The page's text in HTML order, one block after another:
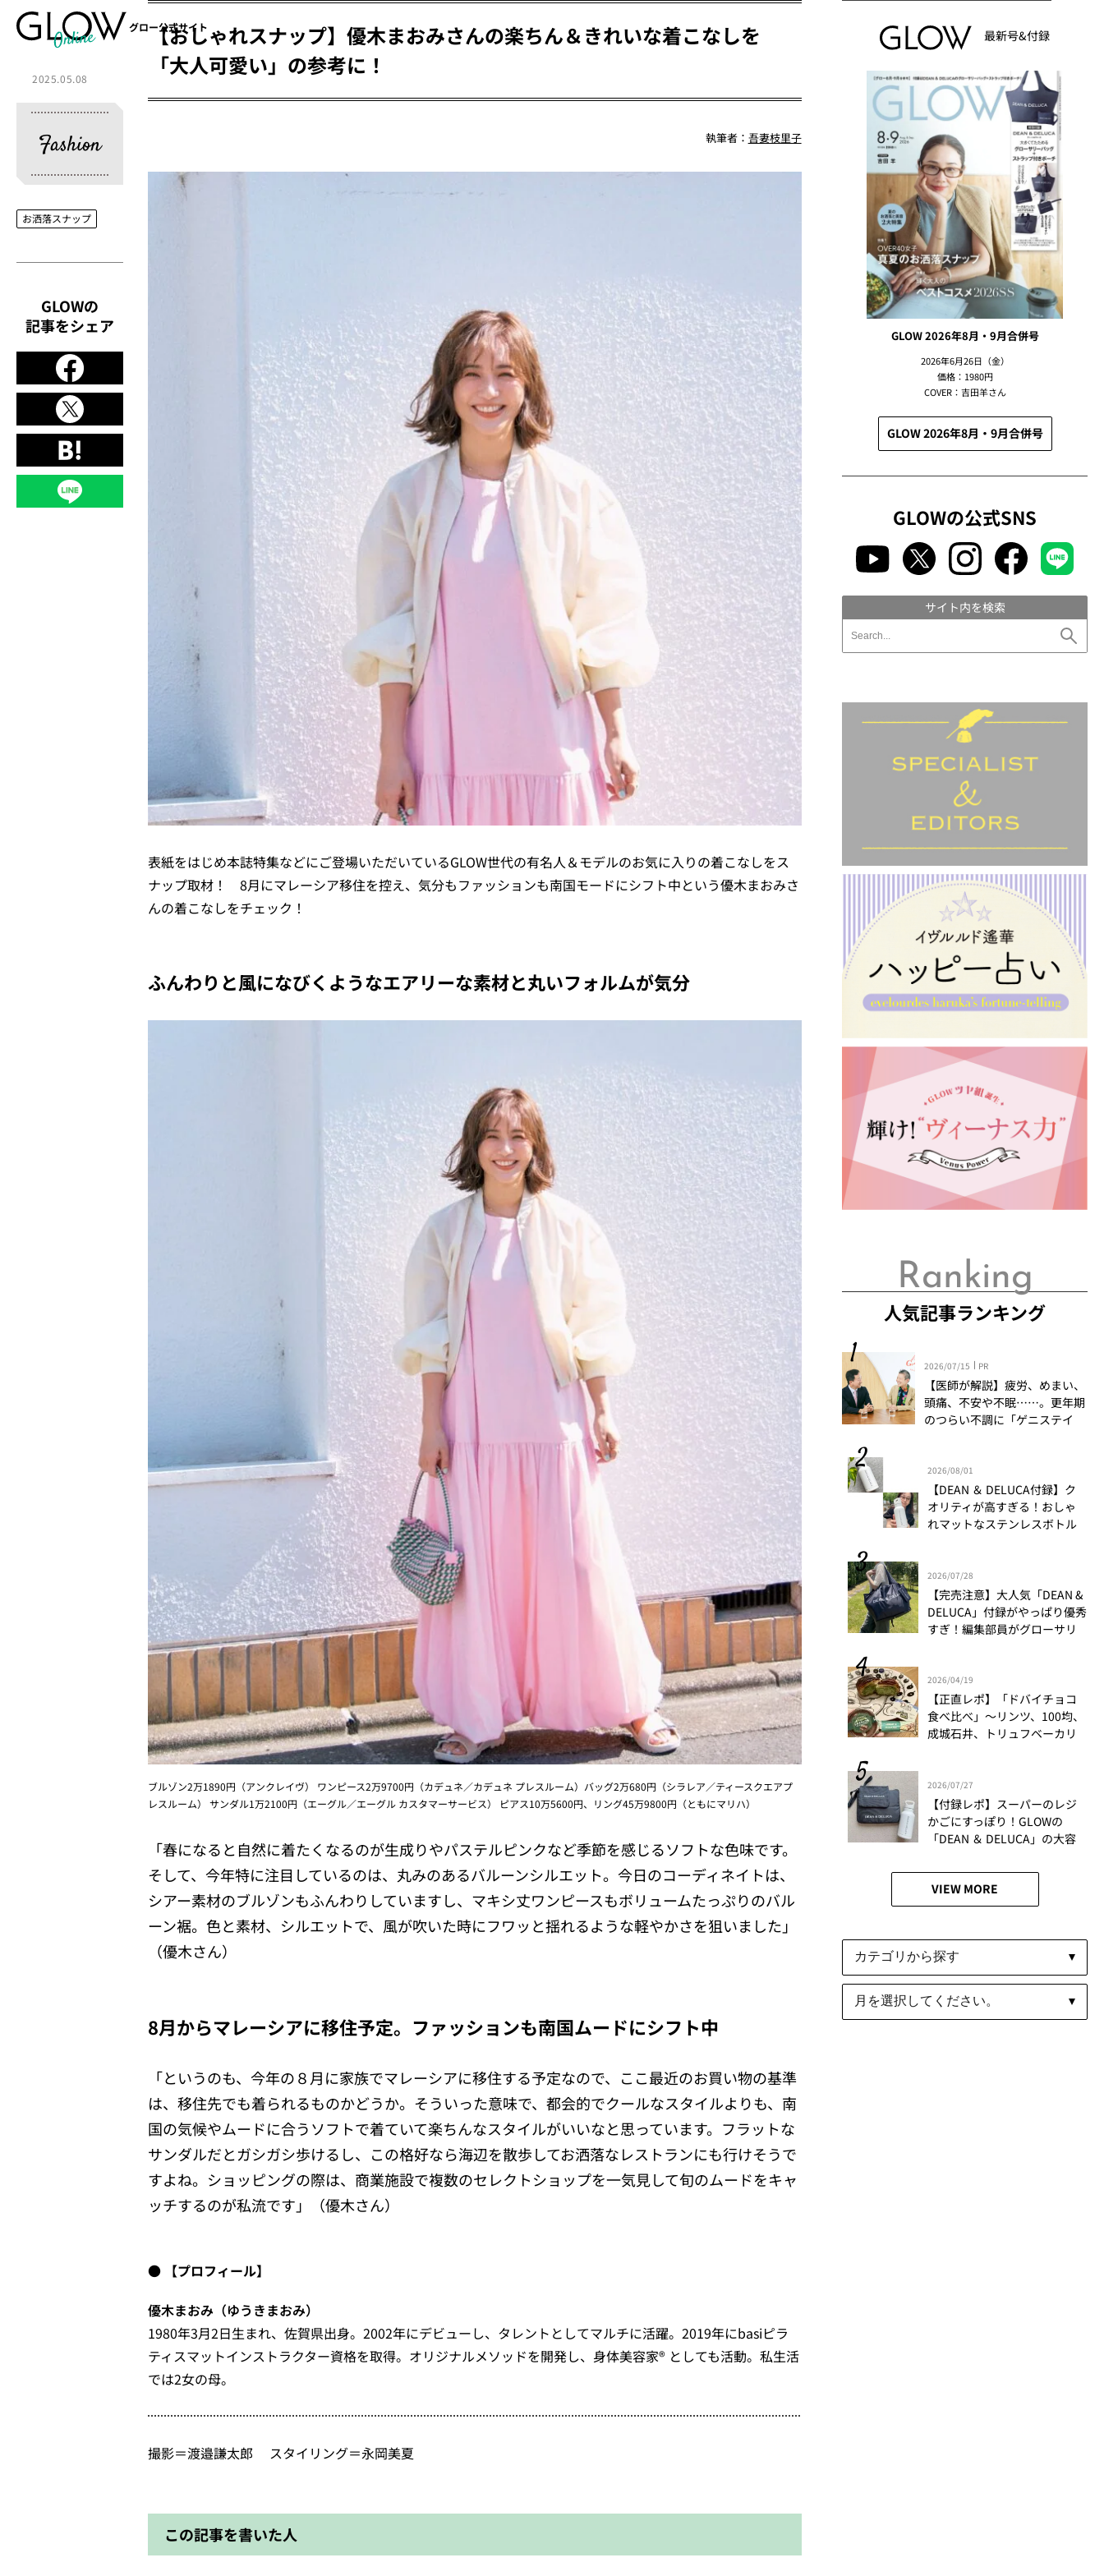
グロー公式サイト
2025.05.08
Fashion
お洒落スナップ
GLOWの
記事をシェア
【おしゃれスナップ】優木まおみさんの楽ちん＆きれいな着こなしを
「大人可愛い」の参考に！
執筆者： 吾妻枝里子
表紙をはじめ本誌特集などにご登場いただいているGLOW世代の有名人＆モデルのお気に入りの着こなしをス
ナップ取材！ 8月にマレーシア移住を控え、気分もファッションも南国モードにシフト中という優木まおみさ
んの着こなしをチェック！
ふんわりと風になびくようなエアリーな素材と丸いフォルムが気分
ブルゾン2万1890円（アンクレイヴ） ワンピース2万9700円（カデュネ／カデュネ プレスルーム）バッグ2万680円（シラレア／ティースクエアプ
レスルーム） サンダル1万2100円（エーグル／エーグル カスタマーサービス） ピアス10万5600円、リング45万9800円（ともにマリハ）
「春になると自然に着たくなるのが生成りやパステルピンクなど季節を感じるソフトな色味です。
そして、今年特に注目しているのは、丸みのあるバルーンシルエット。今日のコーディネイトは、
シアー素材のブルゾンもふんわりしていますし、マキシ丈ワンピースもボリュームたっぷりのバル
ーン裾。色と素材、シルエットで、風が吹いた時にフワッと揺れるような軽やかさを狙いました」
（優木さん）
8月からマレーシアに移住予定。ファッションも南国ムードにシフト中
「というのも、今年の８月に家族でマレーシアに移住する予定なので、ここ最近のお買い物の基準
は、移住先でも着られるものかどうか。そういった意味で、都会的でクールなスタイルよりも、南
国の気候やムードに合うソフトで着ていて楽ちんなスタイルがいいなと思っています。フラットな
サンダルだとガシガシ歩けるし、この格好なら海辺を散歩してお洒落なレストランにも行けそうで
すよね。ショッピングの際は、商業施設で複数のセレクトショップを一気見して旬のムードをキャ
ッチするのが私流です」（優木さん）
【プロフィール】
優木まおみ（ゆうきまおみ）
1980年3月2日生まれ、佐賀県出身。 2002年にデビューし、タレントとしてマルチに活躍。 2019年にbasiピラ
ティスマットインストラクター資格を取得。オリジナルメソッドを開発し、身体美容家® としても活動。私生活
では2女の母。
撮影＝渡邉謙太郎 スタイリング＝永岡美夏
この記事を書いた人
最新号&付録
GLOW 2026年8月・9月合併号
2026年6月26日（金）
価格：1980円
COVER：吉田羊さん
GLOW 2026年8月・9月合併号
GLOWの公式SNS
サイト内を検索
Ranking
人気記事ランキング
2026/07/15 PR
【医師が解説】疲労、めまい、
頭痛、不安や不眠……。更年期
のつらい不調に「ゲニステイ
2026/08/01
【DEAN ＆ DELUCA付録】ク
オリティが高すぎる！おしゃ
れマットなステンレスボトル
2026/07/28
【完売注意】大人気「DEAN &
DELUCA」付録がやっぱり優秀
すぎ！編集部員がグローサリ
2026/04/19
【正直レポ】「ドバイチョコ
食べ比べ」～リンツ、100均、
成城石井、トリュフベーカリ
2026/07/27
【付録レポ】スーパーのレジ
かごにすっぽり！GLOWの
「DEAN ＆ DELUCA」の大容
がやき隊 池田愛未
VIEW MORE